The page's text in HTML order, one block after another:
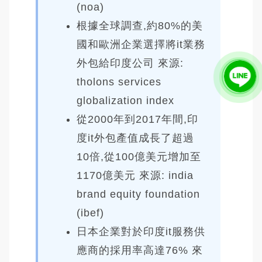
(noa)
根據全球調查,約80%的美
國和歐洲企業選擇將it業務
外包給印度公司 來源:
tholons services
globalization index
從2000年到2017年間,印
度it外包產值成長了超過
10倍,從100億美元增加至
1170億美元 來源: india
brand equity foundation
(ibef)
日本企業對於印度it服務供
應商的採用率高達76% 來